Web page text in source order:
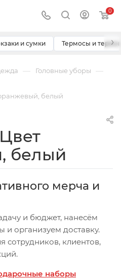
0
и сумки Термосы и ›
— Головные уборы —
белый
белый
мерча и
и бюджет, нанесём
и организуем доставку.
сотрудников, клиентов,
наборы